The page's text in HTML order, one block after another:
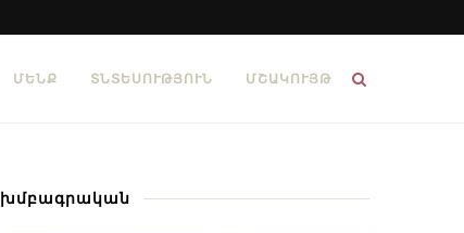
ՄԵՆՔ ՏՆՏԵՍՈՒԹՅՈՒՆ ՄՇԱԿՈՒՅԹ
խմբագրական